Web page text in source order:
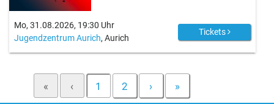
Mo, 31.08.2026, 19:30 Uhr
Jugendzentrum Aurich, Aurich
Tickets
« ‹ 1 2 › »